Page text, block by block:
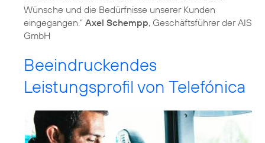
Wünsche und die Bedürfnisse unserer Kunden
eingegangen.“ Axel Schempp, Geschäftsführer der AIS
GmbH
Beeindruckendes
Leistungsprofil von Telefónica